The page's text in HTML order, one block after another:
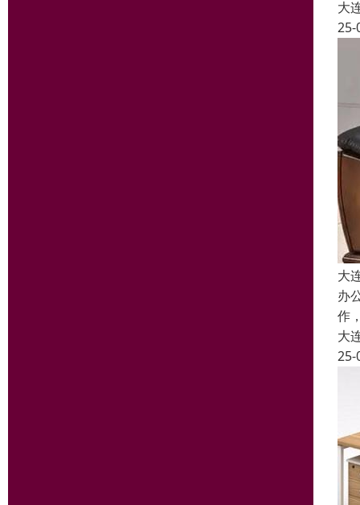
大
25-
大
办
作
大
25-